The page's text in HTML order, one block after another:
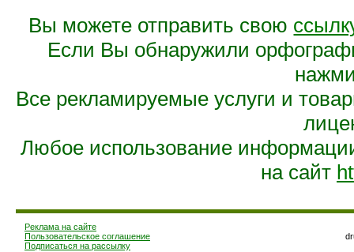
Вы можете отправить свою
Если Вы обнаружили
Все рекламируемые услуги и
Любое использование
на сайт
Реклама на сайте
Пользовательское соглашение
Подписаться на рассылку